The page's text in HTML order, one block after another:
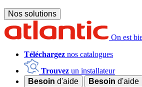
Nos solutions
On est
Téléchargez nos catalogues
Trouvez un installateur
Besoin d'aide Besoin d'aide